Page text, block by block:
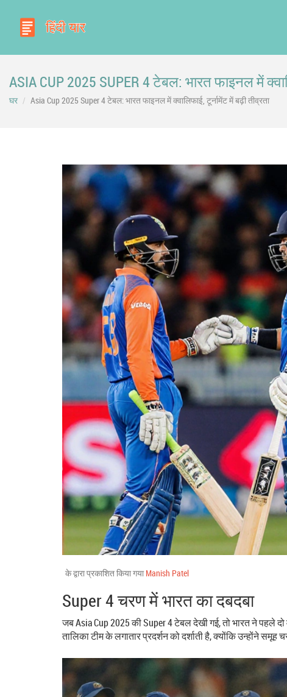
ASIA CUP 2025 SUPER 4 टेबल: भारत फाइनल में
घर Asia Cup 2025 Super 4 टेबल: भारत फाइनल में क्वालिफाई, टूर्नामेंट में बढ़ी तीव्रता
के द्वारा प्रकाशित किया गया Manish Patel
Super 4 चरण में भारत का दबदबा
जब Asia Cup 2025 की Super 4 टेबल देखी गई, तो भारत ने पहले
तालिका टीम के लगातार प्रदर्शन को दर्शाती है, क्योंकि उन्होंने